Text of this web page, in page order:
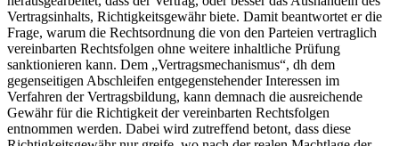
Vertragsinhalts, Richtigkeitsgewähr biete. Damit beantwortet er die
Frage, warum die Rechtsordnung die von den Parteien vertraglich
vereinbarten Rechtsfolgen ohne weitere inhaltliche Prüfung
sanktionieren kann. Dem „Vertragsmechanismus“, dh dem
gegenseitigen Abschleifen entgegenstehender Interessen im
Verfahren der Vertragsbildung, kann demnach die ausreichende
Gewähr für die Richtigkeit der vereinbarten Rechtsfolgen
entnommen werden. Dabei wird zutreffend betont, dass diese